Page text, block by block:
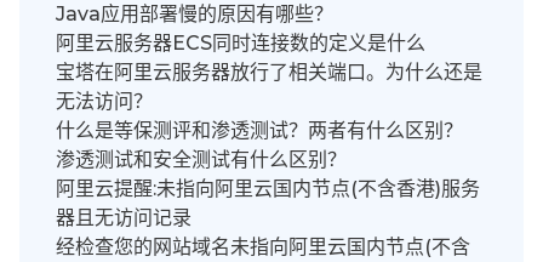
Java应用部署慢的原因有哪些？
阿里云服务器ECS同时连接数的定义是什么
宝塔在阿里云服务器放行了相关端口。为什么还是
无法访问？
什么是等保测评和渗透测试？两者有什么区别？
渗透测试和安全测试有什么区别？
阿里云提醒:未指向阿里云国内节点(不含香港)服务
器且无访问记录
经检查您的网站域名未指向阿里云国内节点(不含